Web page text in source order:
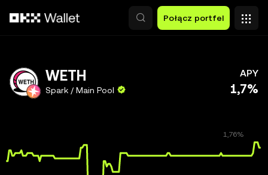
Połącz portfel
WETH
Spark / Main Pool
APY
1,7%